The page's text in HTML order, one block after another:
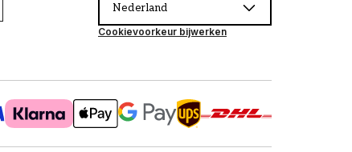
Nederland
Cookievoorkeur bijwerken